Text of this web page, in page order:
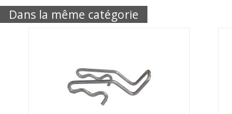
Dans la même catégorie